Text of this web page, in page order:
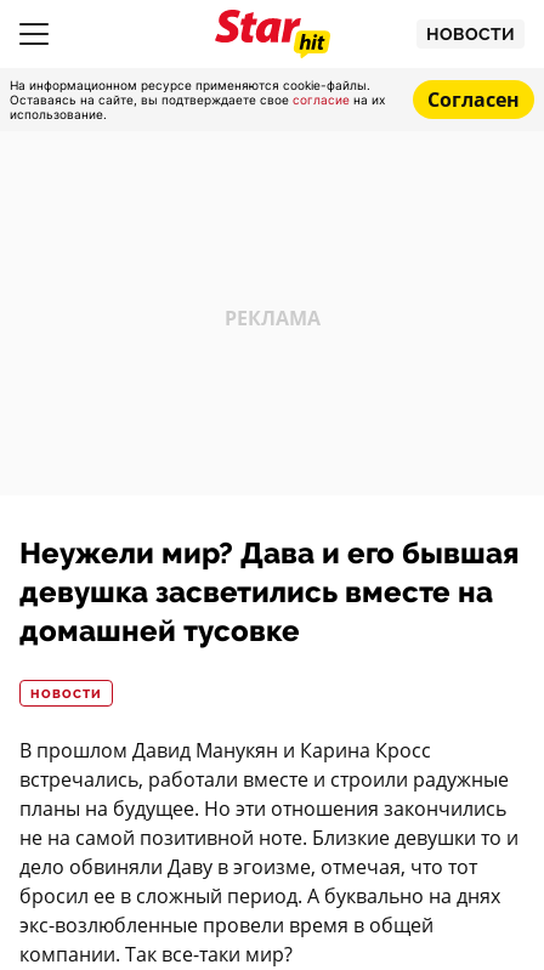
НОВОСТИ
На информационном ресурсе применяются cookie-файлы.
Оставаясь на сайте, вы подтверждаете свое согласие на их
использование.
Согласен
Неужели мир? Дава и его бывшая
девушка засветились вместе на
домашней тусовке
НОВОСТИ
В прошлом Давид Манукян и Карина Кросс
встречались, работали вместе и строили радужные
планы на будущее. Но эти отношения закончились
не на самой позитивной ноте. Близкие девушки то и
дело обвиняли Даву в эгоизме, отмечая, что тот
бросил ее в сложный период. А буквально на днях
экс-возлюбленные провели время в общей
компании. Так все-таки мир?